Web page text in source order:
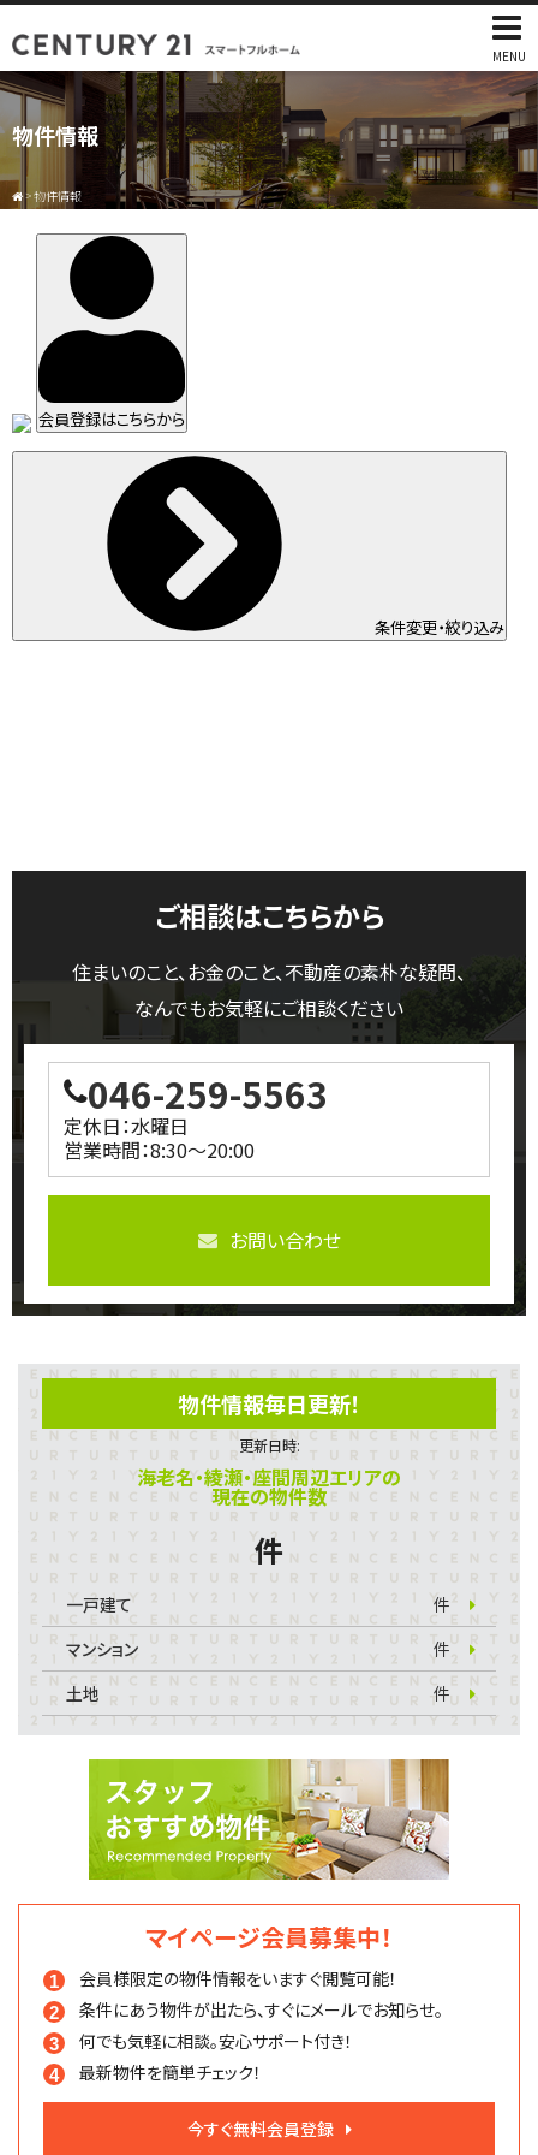
MENU
物件情報
>物件情報
会員登録はこちらから
条件変更・絞り込み
ご相談はこちらから
住まいのこと、お金のこと、不動産の素朴な疑問、
なんでもお気軽にご相談ください
046-259-5563
定休日：水曜日
営業時間：8:30～20:00
お問い合わせ
物件情報毎日更新！
更新日時:
海老名・綾瀬・座間周辺エリアの
現在の物件数
件
一戸建て
件
マンション
件
土地
件
マイページ会員募集中！
会員様限定の物件情報をいますぐ閲覧可能！
条件にあう物件が出たら、すぐにメールでお知らせ。
何でも気軽に相談。安心サポート付き！
最新物件を簡単チェック！
今すぐ無料会員登録